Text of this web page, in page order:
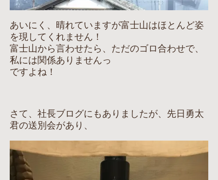
あいにく、晴れていますが富士山はほとんど姿
を現してくれません！
富士山から言わせたら、ただのゴロ合わせで、
私には関係ありませんっ
ですよね！
さて、社長ブログにもありましたが、先日勇太
君の送別会があり、